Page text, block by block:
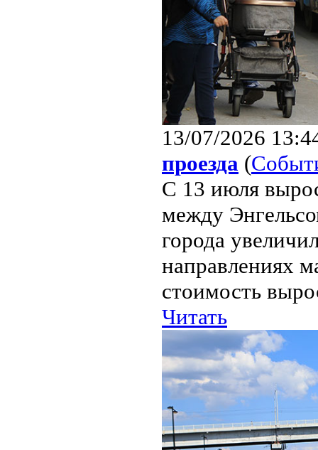
13/07/2026
проезда (
С 13 июля
между
города
направлениях
стоимость
Читать